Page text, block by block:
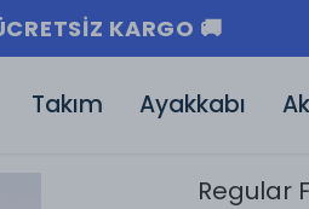
3000₺ ÜZERI ÜCRETSIZ
Takım Ayakkabı
Regular